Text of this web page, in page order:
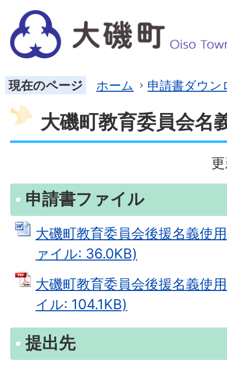
現在のページ ホーム 申請書ダウン
大磯町教育委員会名
申請書ファイル
大磯町教育委員会後援名義使
ァイル: 36.0KB)
大磯町教育委員会後援名義使
イル: 104.1KB)
提出先